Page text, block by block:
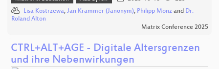
Lisa Kostrzewa, Jan Krammer (Janonym), Philipp Monz and Dr.
Roland Alton
Matrix Conference 2025
CTRL+ALT+AGE - Digitale Altersgrenzen
und ihre Nebenwirkungen